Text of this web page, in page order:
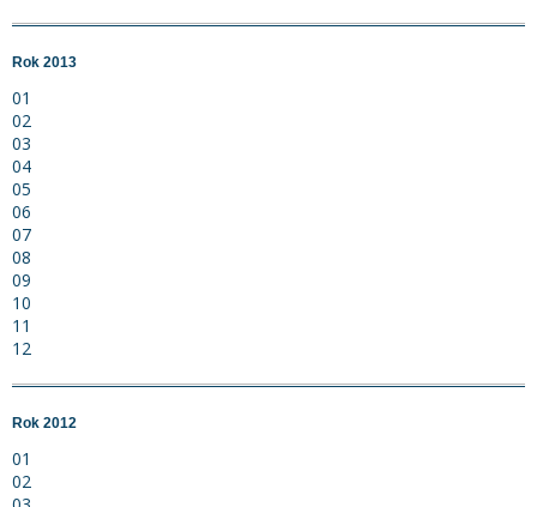
Rok 2013
01
02
03
04
05
06
07
08
09
10
11
12
Rok 2012
01
02